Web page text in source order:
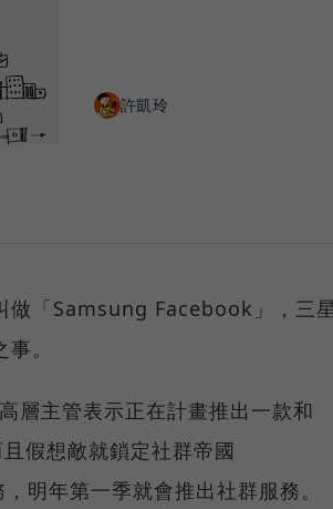
許凱玲
做「Samsung Facebook」，三
。
層主管表示正在計畫推出一款和
假想敵就鎖定社群帝國
明年第一季就會推出社群服務。